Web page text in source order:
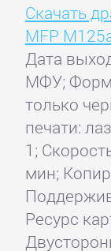
Скачать
MFP
Дата
МФУ;
только
печати:
1;
мин;
Ресурс